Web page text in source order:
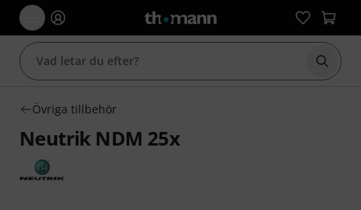
Börja
Övriga tillbehör
Neutrik NDM 25x